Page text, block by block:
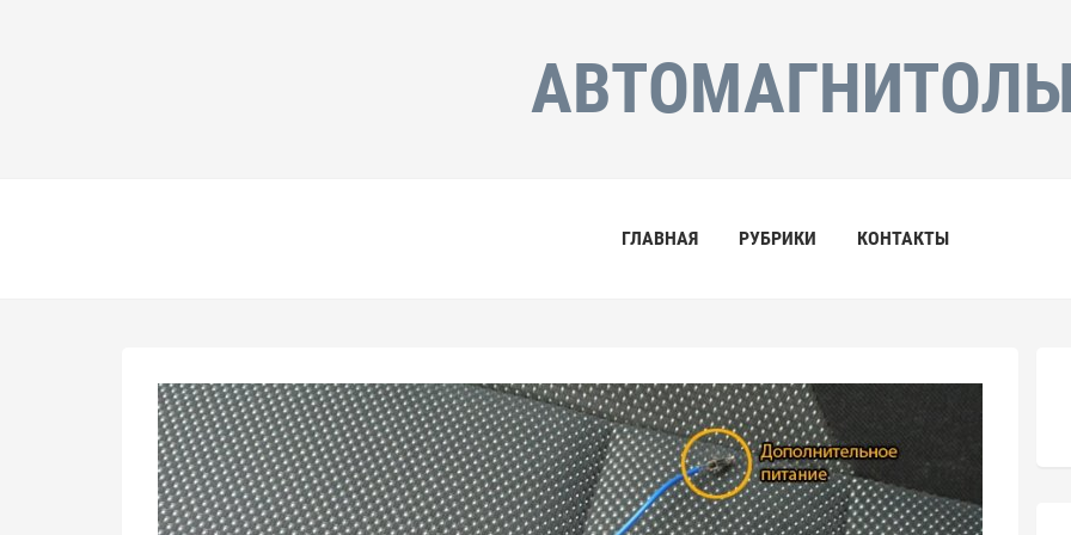
ГЛАВНАЯ РУБРИКИ КОНТАКТЫ